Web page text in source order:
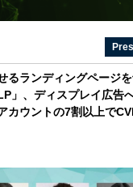
るランディングページ
」、ディスプレイ広告
カウントの7割以上で